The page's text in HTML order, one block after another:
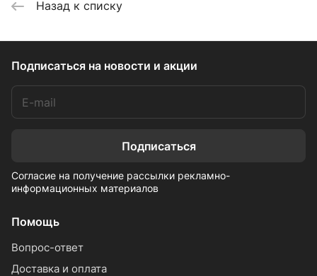
Назад к списку
Подписаться на новости и акции
Подписаться
Согласие на получение рассылки рекламно-
информационных материалов
Помощь
Вопрос-ответ
Доставка и оплата